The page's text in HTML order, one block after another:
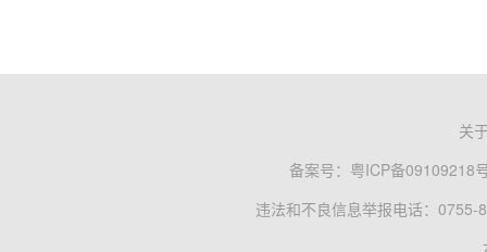
关
备案号： 粤ICP备09109218
违法和不良信息举报电话：0755-